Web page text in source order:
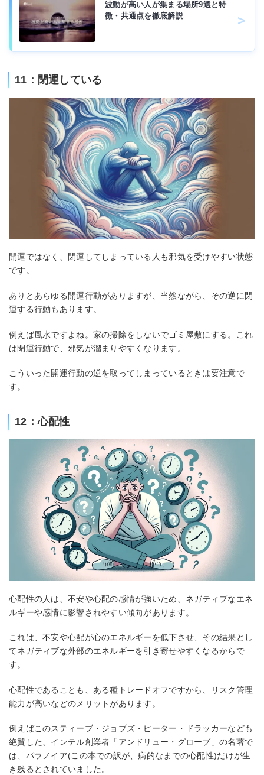
波動が高い人が集まる場所9選と特
徴・共通点を徹底解説
11：閉運している
開運ではなく、閉運してしまっている人も邪気を受けやすい状態
です。
ありとあらゆる開運行動がありますが、当然ながら、その逆に閉
運する行動もあります。
例えば風水ですよね。家の掃除をしないでゴミ屋敷にする。これ
は閉運行動で、邪気が溜まりやすくなります。
こういった開運行動の逆を取ってしまっているときは要注意で
す。
12：心配性
心配性の人は、不安や心配の感情が強いため、ネガティブなエネ
ルギーや感情に影響されやすい傾向があります。
これは、不安や心配が心のエネルギーを低下させ、その結果とし
てネガティブな外部のエネルギーを引き寄せやすくなるからで
す。
心配性であることも、ある種トレードオフですから、リスク管理
能力が高いなどのメリットがあります。
例えばこのスティーブ・ジョブズ・ピーター・ドラッカーなども
絶賛した、インテル創業者「アンドリュー・グローブ」の名著で
は、パラノイア(この本での訳が、病的なまでの心配性)だけが生
き残るとされていました。